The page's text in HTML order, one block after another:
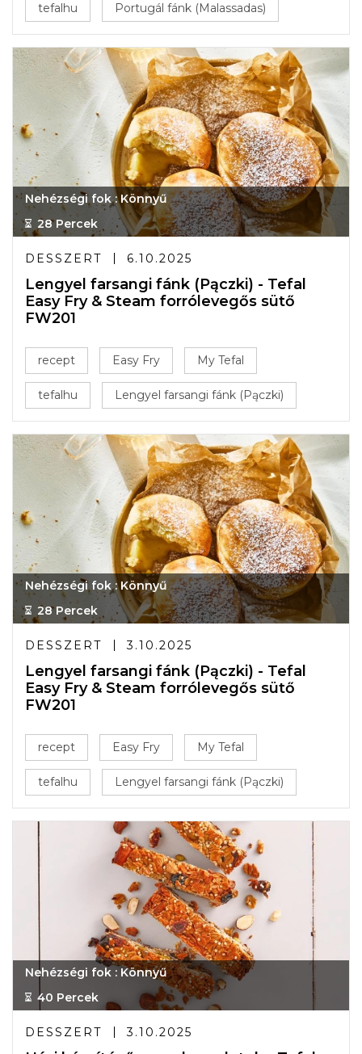
tefalhu Portugál fánk (Malassadas)
Nehézségi fok : Könnyű
28 Percek
DESSZERT 6.10.2025
Lengyel farsangi fánk (Pączki) - Tefal
Easy Fry & Steam forrólevegős sütő
FW201
recept Easy Fry My Tefal
tefalhu Lengyel farsangi fánk (Pączki)
Nehézségi fok : Könnyű
28 Percek
DESSZERT 3.10.2025
Lengyel farsangi fánk (Pączki) - Tefal
Easy Fry & Steam forrólevegős sütő
FW201
recept Easy Fry My Tefal
tefalhu Lengyel farsangi fánk (Pączki)
Nehézségi fok : Könnyű
40 Percek
DESSZERT 3.10.2025